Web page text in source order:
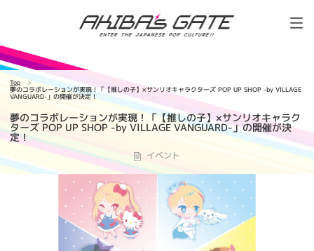
Top
夢のコラボレーションが実現！「【推しの子】×サンリオキャラクターズ POP UP SHOP -by VILLAGE
VANGUARD-」の開催が決定！
夢のコラボレーションが実現！「【推しの子】×サンリオキャラク
ターズ POP UP SHOP -by VILLAGE VANGUARD-」の開催が決
定！
イベント